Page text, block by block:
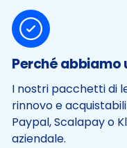
Perché abbiamo
I nostri pacchetti di
rinnovo e
Paypal, Scalapay o
aziendale.